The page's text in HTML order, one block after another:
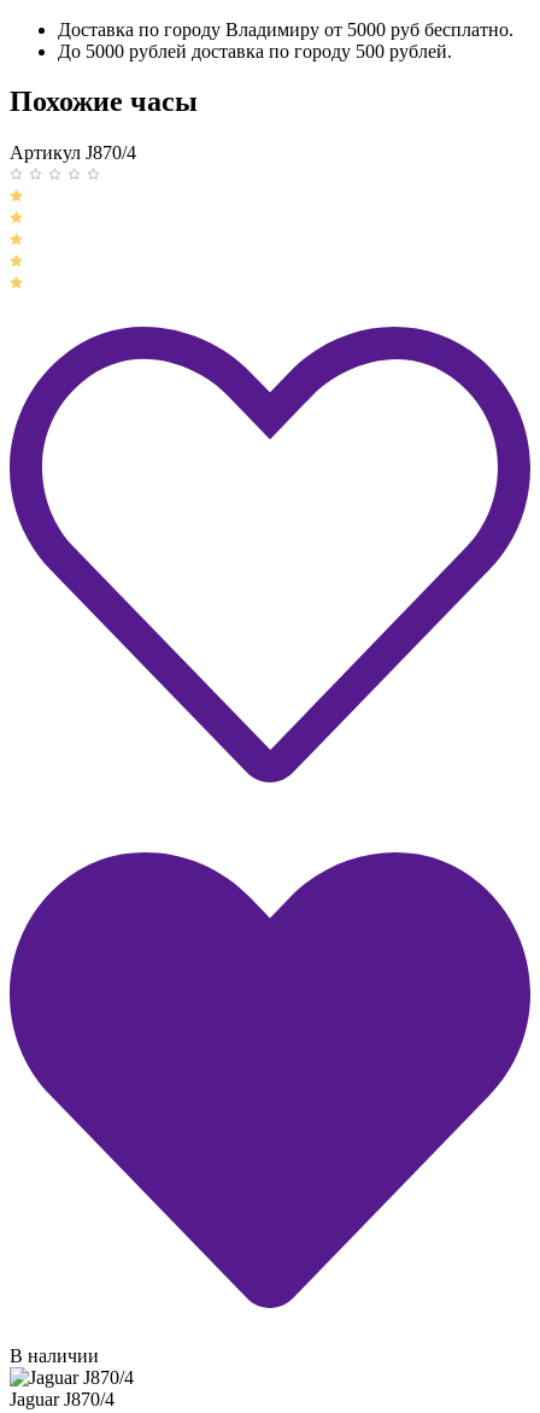
Доставка по городу Владимиру от 5000 руб бесплатно.
До 5000 рублей доставка по городу 500 рублей.
Похожие часы
Артикул J870/4
В наличии
Jaguar J870/4